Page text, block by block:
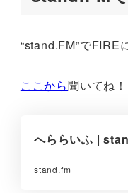
“stand.FM”でFIRE
ここから聞いてね！
へららいふ |
stand.fm